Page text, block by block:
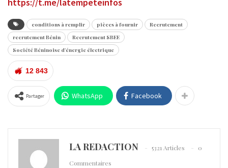
conditions à remplir pièces à fournir
Recrutement
recrutement Bénin
Recrutement SBEE
Société Béninoise d'énergie électrique
12 843
Partager WhatsApp Facebook
LA REDACTION 5321 Articles
0
Commentaires